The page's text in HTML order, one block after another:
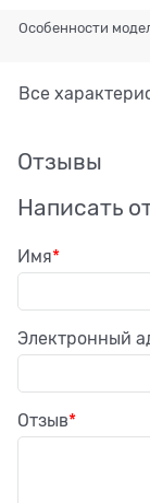
Особенности
Все
Отзывы
Написать
Имя
Электронный
Отзыв